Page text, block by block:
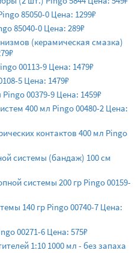
85050-0 Цена: 1299₽
85040-0 Цена: 289₽
(керамическая смазка)
00113-9 Цена: 1479₽
5 Цена: 1479₽
00379-9 Цена: 1459₽
400 мл Pingo 00480-2 Цена:
контактов 400 мл Pingo
системы (бандаж) 100 см
системы 200 гр Pingo 00159-
140 гр Pingo 00740-7 Цена:
00271-6 Цена: 575₽
1:10 1000 мл - без запаха